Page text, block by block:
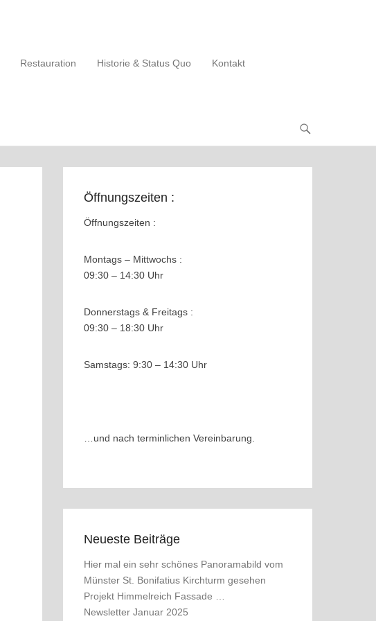
Restauration Historie & Status Quo Kontakt
Öffnungszeiten :
Öffnungszeiten :
Montags – Mittwochs :
09:30 – 14:30 Uhr
Donnerstags & Freitags :
09:30 – 18:30 Uhr
Samstags: 9:30 – 14:30 Uhr
…und nach terminlichen Vereinbarung.
Neueste Beiträge
Hier mal ein sehr schönes Panoramabild vom
Münster St. Bonifatius Kirchturm gesehen
Projekt Himmelreich Fassade …
Newsletter Januar 2025